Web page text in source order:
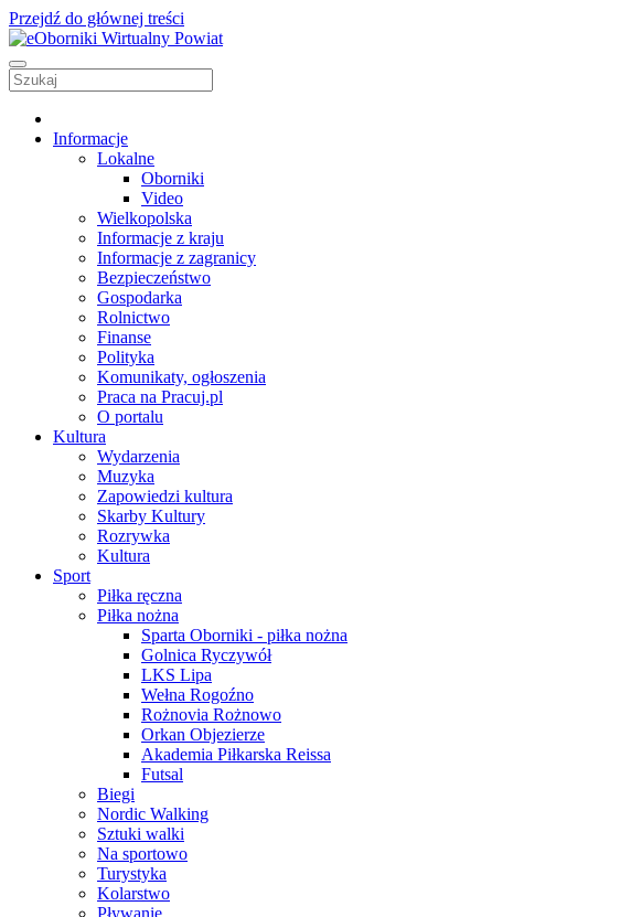
Przejdź do głównej treści
Informacje
Lokalne
Oborniki
Video
Wielkopolska
Informacje z kraju
Informacje z zagranicy
Bezpieczeństwo
Gospodarka
Rolnictwo
Finanse
Polityka
Komunikaty, ogłoszenia
Praca na Pracuj.pl
O portalu
Kultura
Wydarzenia
Muzyka
Zapowiedzi kultura
Skarby Kultury
Rozrywka
Kultura
Sport
Piłka ręczna
Piłka nożna
Sparta Oborniki - piłka nożna
Golnica Ryczywół
LKS Lipa
Wełna Rogoźno
Rożnovia Rożnowo
Orkan Objezierze
Akademia Piłkarska Reissa
Futsal
Biegi
Nordic Walking
Sztuki walki
Na sportowo
Turystyka
Kolarstwo
Pływanie